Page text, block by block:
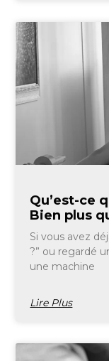
Qu’est-ce
Bien plus
Si vous avez
?” ou regardé
une machine
Lire Plus